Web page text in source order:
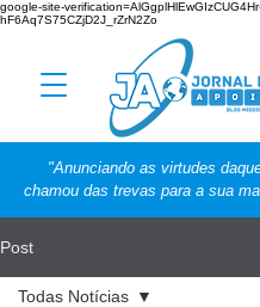
google-site-
hF6Aq7S75CZjD2J_rZrN2Zo
"Anunciando as virtudes
chamou das trevas para a sua
Post
Todas Notícias